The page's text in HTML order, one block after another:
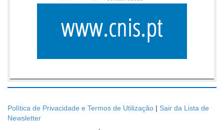
Política de Privacidade e Termos de Utilização | Sair da Lista de
Newsletter